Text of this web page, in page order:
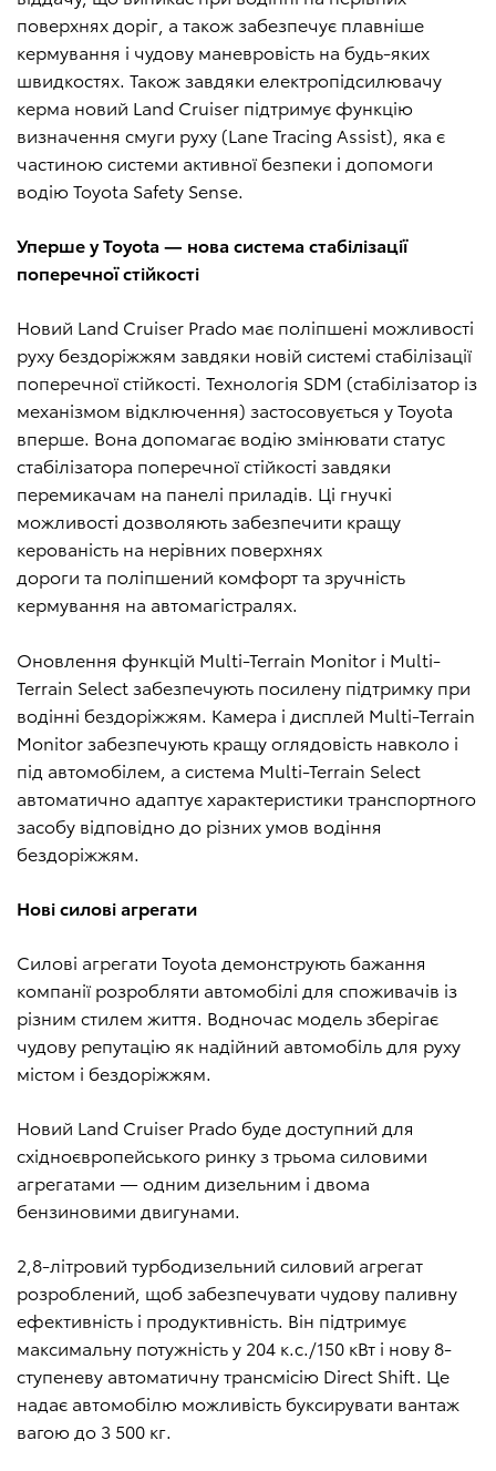
поверхнях доріг, а також забезпечує плавніше
кермування і чудову маневровість на будь-яких
швидкостях. Також завдяки електропідсилювачу
керма новий Land Cruiser підтримує функцію
визначення смуги руху (Lane Tracing Assist), яка є
частиною системи активної безпеки і допомоги
водію Toyota Safety Sense.
Уперше у Toyota — нова система стабілізації
поперечної стійкості
Новий Land Cruiser Prado має поліпшені можливості
руху бездоріжжям завдяки новій системі стабілізації
поперечної стійкості. Технологія SDM (стабілізатор із
механізмом відключення) застосовується у Toyota
вперше. Вона допомагає водію змінювати статус
стабілізатора поперечної стійкості завдяки
перемикачам на панелі приладів. Ці гнучкі
можливості дозволяють забезпечити кращу
керованість на нерівних поверхнях
дороги та поліпшений комфорт та зручність
кермування на автомагістралях.
Оновлення функцій Multi-Terrain Monitor і Multi-
Terrain Select забезпечують посилену підтримку при
водінні бездоріжжям. Камера і дисплей Multi-Terrain
Monitor забезпечують кращу оглядовість навколо і
під автомобілем, а система Multi-Terrain Select
автоматично адаптує характеристики транспортного
засобу відповідно до різних умов водіння
бездоріжжям.
Нові силові агрегати
Силові агрегати Toyota демонструють бажання
компанії розробляти автомобілі для споживачів із
різним стилем життя. Водночас модель зберігає
чудову репутацію як надійний автомобіль для руху
містом і бездоріжжям.
Новий Land Cruiser Prado буде доступний для
східноєвропейського ринку з трьома силовими
агрегатами — одним дизельним і двома
бензиновими двигунами.
2,8-літровий турбодизельний силовий агрегат
розроблений, щоб забезпечувати чудову паливну
ефективність і продуктивність. Він підтримує
максимальну потужність у 204 к.с./150 кВт і нову 8-
ступеневу автоматичну трансмісію Direct Shift. Це
надає автомобілю можливість буксирувати вантаж
вагою до 3 500 кг.